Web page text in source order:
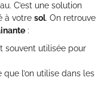
C’est une solution
à votre sol. On retrouve
:
souvent utilisée pour
l’on utilise dans les